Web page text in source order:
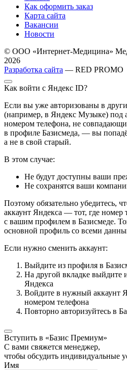
Как оформить заказ
Карта сайта
Вакансии
Новости
© ООО «Интернет-Медицина»
2026
Разработка сайта — RED PROMO
Как войти с Яндекс ID?
Если вы уже авторизованы в
(например, в Яндекс Музыке) под
номером телефона, не
в профиле Базисмеда, — вы
а не в свой старый.
В этом случае:
Не будут доступны ваши
Не сохранятся ваши
Поэтому обязательно убедитесь,
аккаунт Яндекса — тот, где номер
с вашим профилем в Базисмеде.
основной профиль со всеми
Если нужно сменить аккаунт:
Выйдите из профиля в
На другой вкладке выйдите
Яндекса
Войдите в нужный аккаунт
номером телефона
Повторно авторизуйтесь в
Вступить в «Базис Премиум»
С вами свяжется менеджер,
чтобы обсудить индивидуальные
Имя